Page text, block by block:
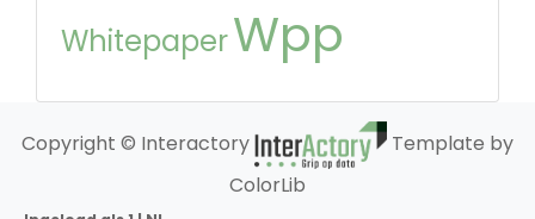
WhitepaperWpp
Copyright © Interactory
Template by
ColorLib